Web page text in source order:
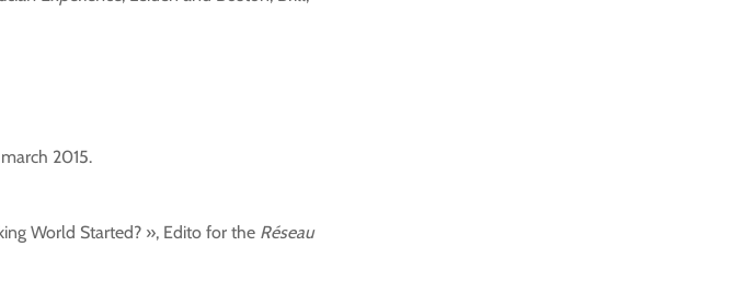
2015.
World Started? », Edito for the Réseau